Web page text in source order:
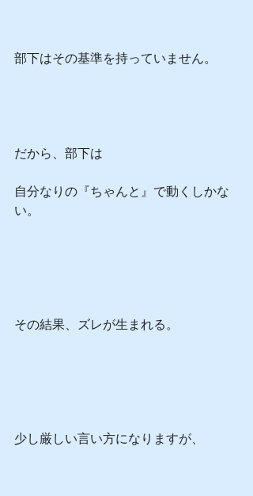
部下はその基準を持っていません。
だから、部下は
自分なりの『ちゃんと』で動くしかな
い。
その結果、ズレが生まれる。
少し厳しい言い方になりますが、